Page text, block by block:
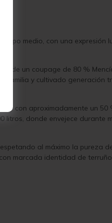
medio, con una expresión
de un coupage de 80 %
familia y cultivado generación
y con aproximadamente un 50
litros, donde envejece durante
al máximo la pureza
marcada identidad de